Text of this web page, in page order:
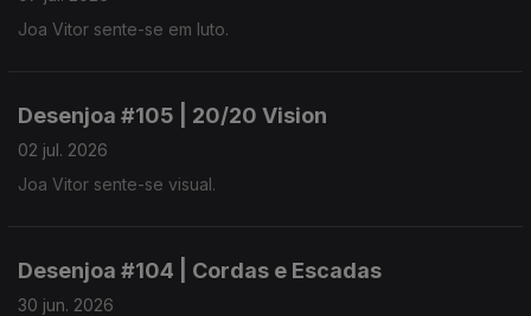
Joa Vitor sente-se em luto.
Desenjoa #105 | 20/20 Vision
02 jul. 2026
Joa Vitor sente-se visual.
Desenjoa #104 | Cordas e Escadas
30 jun. 2026